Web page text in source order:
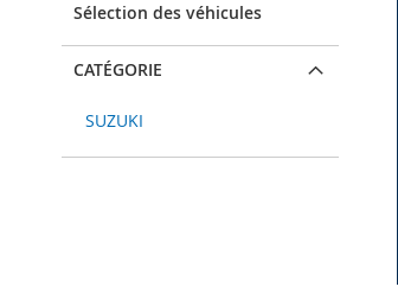
Sélection des véhicules
CATÉGORIE
SUZUKI